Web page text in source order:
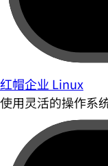
红帽企业 Linux
使用灵活的操作系